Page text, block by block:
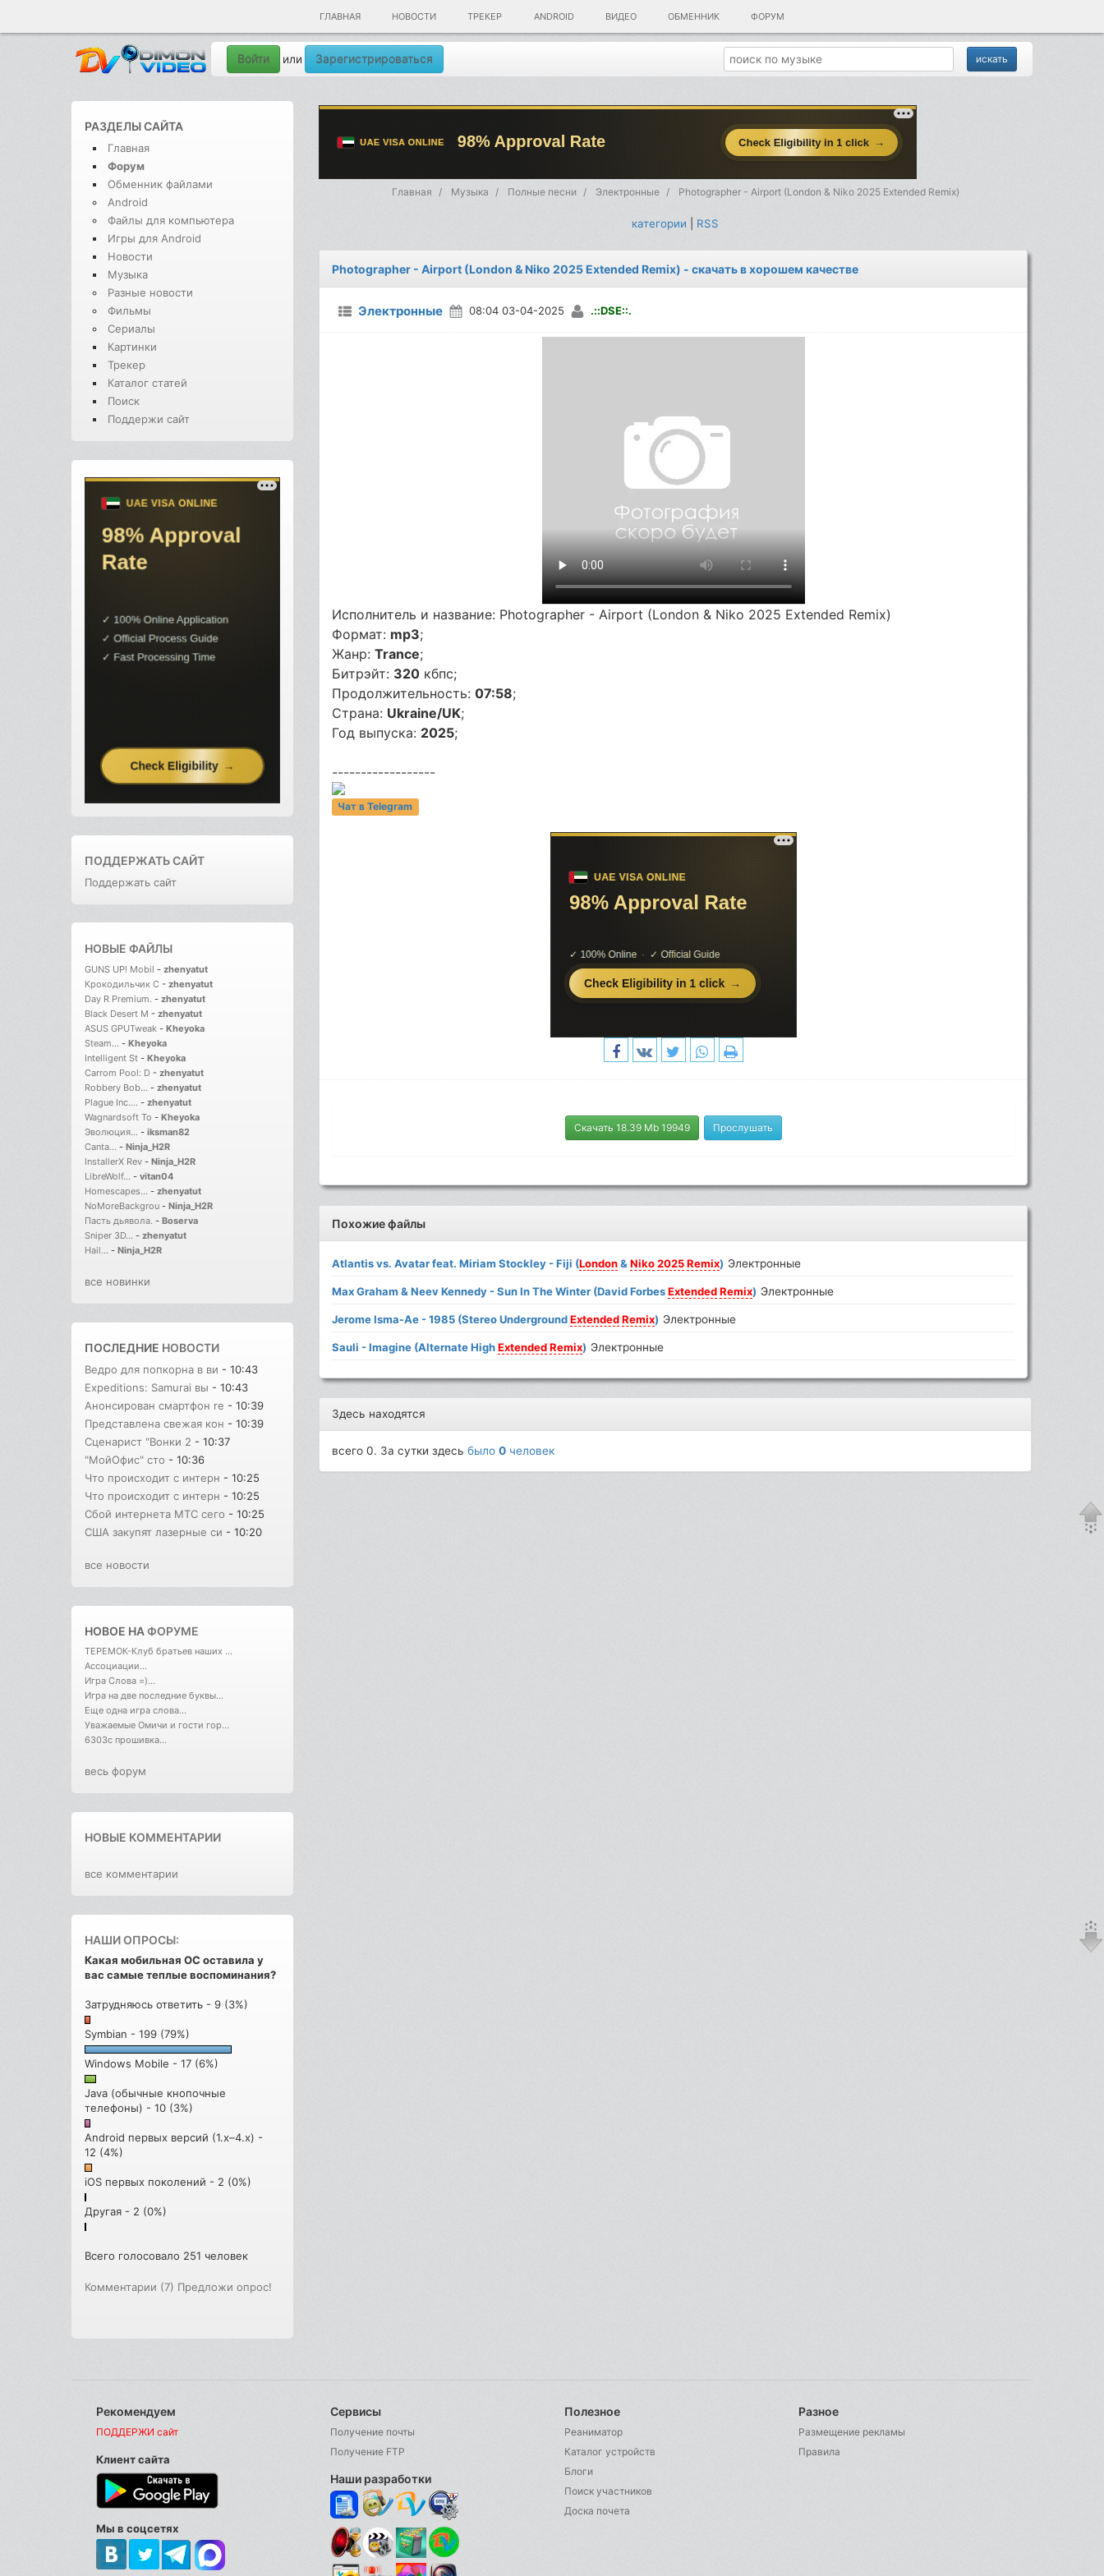
ГЛАВНАЯ НОВОСТИ ТРЕКЕР ANDROID ВИДЕО ОБМЕННИК ФОРУМ
Войти или Зарегистрироваться
РАЗДЕЛЫ САЙТА
Главная
Форум
Обменник файлами
Android
Файлы для компьютера
Игры для Android
Новости
Музыка
Разные новости
Фильмы
Сериалы
Картинки
Трекер
Каталог статей
Поиск
Поддержи сайт
ПОДДЕРЖАТЬ САЙТ
Поддержать сайт
НОВЫЕ ФАЙЛЫ
GUNS UP! Mobil - zhenyatut
Крокодильчик С - zhenyatut
Day R Premium. - zhenyatut
Black Desert M - zhenyatut
ASUS GPUTweak - Kheyoka
Steam... - Kheyoka
Intelligent St - Kheyoka
Carrom Pool: D - zhenyatut
Robbery Bob... - zhenyatut
Plague Inc.... - zhenyatut
Wagnardsoft To - Kheyoka
Эволюция... - iksman82
Canta... - Ninja_H2R
InstallerX Rev - Ninja_H2R
LibreWolf... - vitan04
Homescapes... - zhenyatut
NoMoreBackgrou - Ninja_H2R
Пасть дьявола. - Boserva
Sniper 3D... - zhenyatut
Hail... - Ninja_H2R
все новинки
ПОСЛЕДНИЕ НОВОСТИ
Ведро для попкорна в ви - 10:43
Expeditions: Samurai вы - 10:43
Анонсирован смартфон re - 10:39
Представлена свежая кон - 10:39
Сценарист "Вонки 2 - 10:37
"МойОфис" сто - 10:36
Что происходит с интерн - 10:25
Что происходит с интерн - 10:25
Сбой интернета МТС сего - 10:25
США закупят лазерные си - 10:20
все новости
НОВОЕ НАФОРУМЕ
ТЕРЕМОК-Клуб братьев наших ...
Ассоциации...
Игра Слова =)...
Игра на две последние буквы...
Еще одна игра слова...
Уважаемые Омичи и гости гор...
6303с прошивка...
весь форум
НОВЫЕ КОММЕНТАРИИ
все комментарии
НАШИ ОПРОСЫ:
Какая мобильная ОС оставила у
вас самые теплые воспоминания?
Затрудняюсь ответить - 9 (3%)
Symbian - 199 (79%)
Windows Mobile - 17 (6%)
Java (обычные кнопочные
телефоны) - 10 (3%)
Android первых версий (1.x–4.x) -
12 (4%)
iOS первых поколений - 2 (0%)
Другая - 2 (0%)
Всего голосовало 251 человек
Комментарии (7) Предложи опрос!
Главная Музыка Полные песни Электронные Photographer - Airport (London & Niko 2025 Extended Remix)
категории RSS
Photographer - Airport (London & Niko 2025 Extended Remix) - скачать в хорошем качестве
Электронные 08:04 03-04-2025 .::DSE::.
Исполнитель и название: Photographer - Airport (London & Niko 2025 Extended Remix)
Формат: mp3;
Жанр:Trance;
Битрэйт: 320 кбпс;
Продолжительность:07:58;
Страна: Ukraine/UK;
Год выпуска: 2025;
------------------
Чат в Telegram
Скачать 18.39 Mb 19949 Прослушать
Похожие файлы
Atlantis vs. Avatar feat. Miriam Stockley - Fiji (London&Niko2025Remix) Электронные
Max Graham & Neev Kennedy - Sun In The Winter (David ForbesExtendedRemix) Электронные
Jerome Isma-Ae - 1985 (Stereo UndergroundExtendedRemix) Электронные
Sauli - Imagine (Alternate HighExtendedRemix) Электронные
Здесь находятся
всего 0. За сутки здесьбыло0 человек
Рекомендуем
ПОДДЕРЖИ сайт
Клиент сайта
Мы в соцсетях
Сервисы
Получение почты
Получение FTP
Наши разработки
Полезное
Реаниматор
Каталог устройств
Блоги
Поиск участников
Доска почета
Разное
Размещение рекламы
Правила